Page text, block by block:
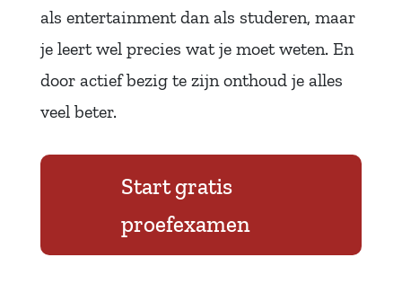
als entertainment dan als studeren, maar
je leert wel precies wat je moet weten. En
door actief bezig te zijn onthoud je alles
veel beter.
Start gratis
proefexamen